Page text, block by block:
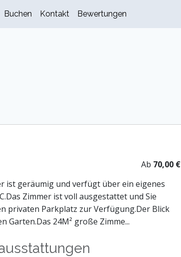
Buchen Kontakt Bewertungen
Ab 70,00 €
ist geräumig und verfügt über ein eigenes
Zimmer ist voll ausgestattet und Sie
privaten Parkplatz zur Verfügung.Der Blick
Garten.Das 24M² große Zimme...